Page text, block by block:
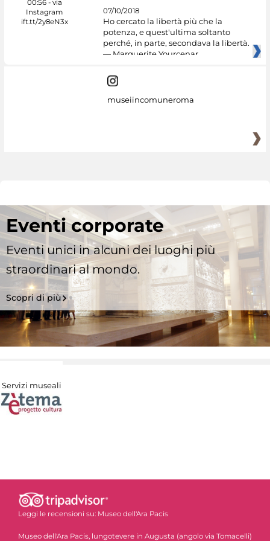
07/10/2018
Ho cercato la libertà più che la
potenza, e quest'ultima soltanto
perché, in parte, secondava la libertà.
— Marguerite Yourcenar
museiincomuneroma
Eventi corporate
Eventi unici in alcuni dei luoghi più
straordinari al mondo.
Scopri di più
Servizi museali
Leggi le recensioni su: Museo dell'Ara Pacis
Museo dell'Ara Pacis, lungotevere in Augusta (angolo via Tomacelli)